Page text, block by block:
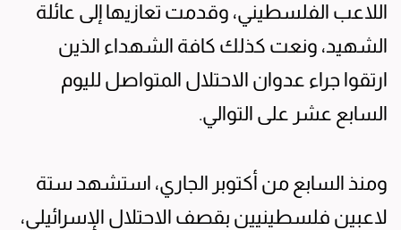
اللاعب الفلسطيني، وقدمت تعازيها إلى عائلة
الشهيد، ونعت كذلك كافة الشهداء الذين
ارتقوا جراء عدوان الاحتلال المتواصل لليوم
السابع عشر على التوالي.
ومنذ السابع من أكتوبر الجاري، استشهد ستة
لاعبين فلسطينيين بقصف الاحتلال الإسرائيلي،